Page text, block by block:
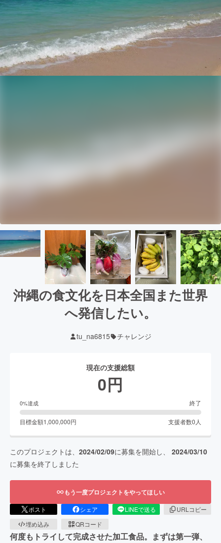
沖縄の食文化を日本全国また世界
へ発信したい。
tu_na6815 チャレンジ
現在の支援総額
0円
0%達成 終了
目標金額1,000,000円 支援者数0人
このプロジェクトは、 2024/02/09に募集を開始し、 2024/03/10
に募集を終了しました
もう一度プロジェクトをやってほしい
ポスト シェア LINEで送る
URLコピー
埋め込み
QRコード
何度もトライして完成させた加工食品。まずは第一弾、